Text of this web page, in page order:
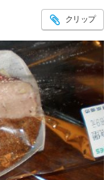
クリップ